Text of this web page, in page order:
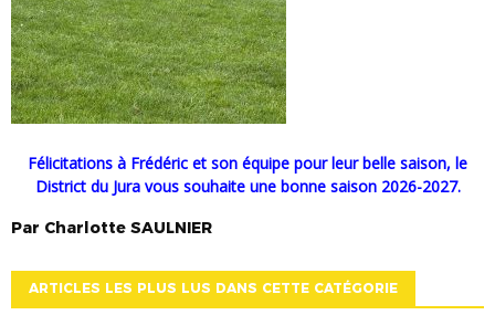
Félicitations à Frédéric et son équipe pour leur belle saison, le
District du Jura vous souhaite une bonne saison 2026-2027.
Par Charlotte SAULNIER
ARTICLES LES PLUS LUS DANS CETTE CATÉGORIE